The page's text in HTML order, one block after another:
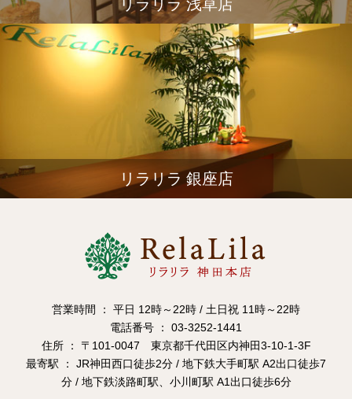
リラリラ 浅草店
リラリラ 銀座店
営業時間 ： 平日 12時～22時 / 土日祝 11時～22時
電話番号 ： 03-3252-1441
住所 ： 〒101-0047 東京都千代田区内神田3-10-1-3F
最寄駅 ： JR神田西口徒歩2分 / 地下鉄大手町駅 A2出口徒歩7
分 / 地下鉄淡路町駅、小川町駅 A1出口徒歩6分